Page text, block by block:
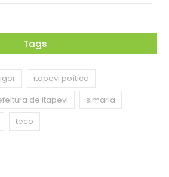
Tags
igor
itapevi poítica
de itapevi
simaria
teco